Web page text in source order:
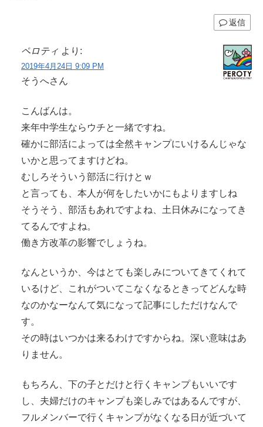
返信
ペロティ より:
2019年4月24日 9:09 PM
そうへさん
こんばんは。
来年中学生ならウチと一緒ですね。
確かに部活によっては全然キャンプにいけるんじゃな
いかと思ってますけどね。
むしろそういう部活に行けとｗ
と言っても、本人が何をしたいかにもよりますしね
そうそう、部活もあれですよね、土日休みになってき
てるんですよね。
働き方改革の影響でしょうね。
なんというか、今はとても楽しみについてきてくれて
いるけど、これがついてこなくなるときってどんな時
なのかなーなんて気になって記事にしただけなんで
す。
その時はいつかは来るわけですからね。深い意味はあ
りません。
もちろん、下の子とだけと行くキャンプもいいです
し、夫婦だけのキャンプも楽しみではあるんですが、
フルメンバーで行くキャンプがなくなる日が近づいて